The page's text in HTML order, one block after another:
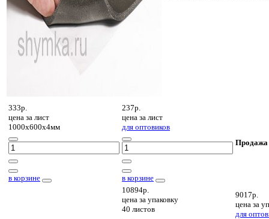
333р.
цена за лист
1000х600х4мм
в корзине
237р.
цена за лист
для оптовиков
в корзине
Продажа
10894р.
цена за упаковку
40 листов
9017р.
цена за
для